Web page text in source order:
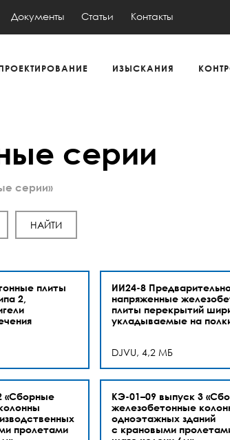
Документы Статьи Контакты
ИЗЫСКАНИЯ
серии
серии»
плиты
2,
ИИ24-8
напряженные
плиты перекрытий
укладываемые на
DJVU, 4,2 МБ
«Сборные
пролетами
КЭ-01–09 выпуск 3
железобетонные
одноэтажных зданий
с крановыми